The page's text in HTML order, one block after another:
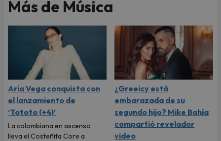
Más de Música
Aria Vega conquista con
el lanzamiento de
‘Tototo (+4)’
La colombiana en ascenso
lleva el Costeñita Core a
¿Greeicy está
embarazada de su
segundo hijo? Mike Bahía
compartió revelador
video